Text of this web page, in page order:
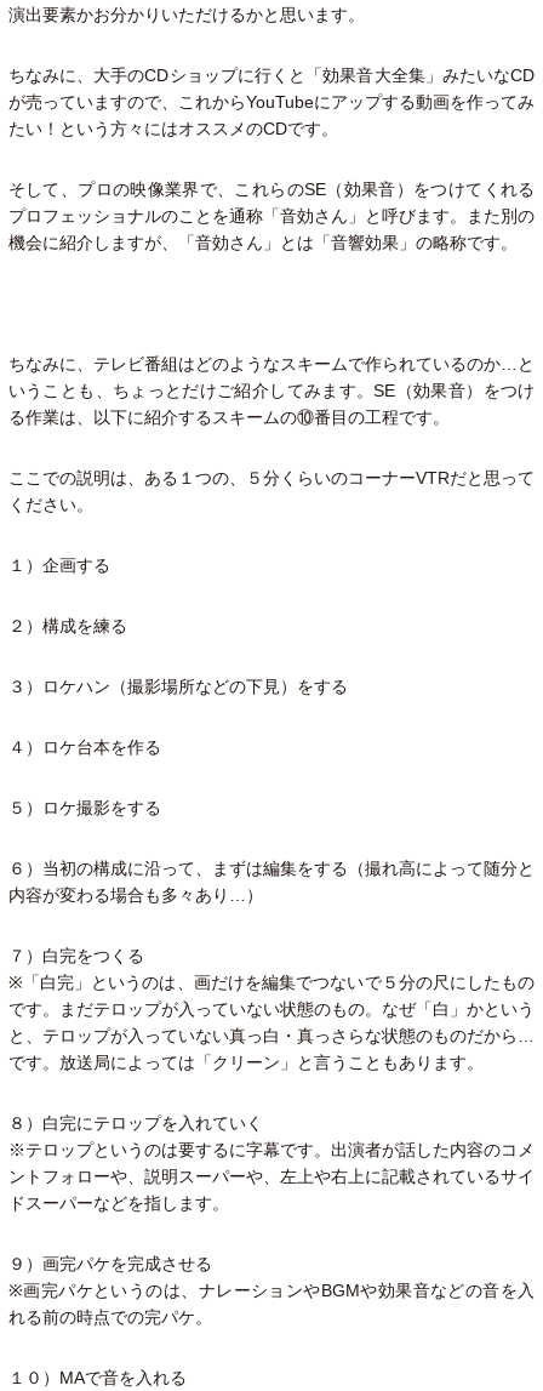
演出要素かお分かりいただけるかと思います。
ちなみに、大手のCDショップに行くと「効果音大全集」みたいなCD
が売っていますので、これからYouTubeにアップする動画を作ってみ
たい！という方々にはオススメのCDです。
そして、プロの映像業界で、これらのSE（効果音）をつけてくれる
プロフェッショナルのことを通称「音効さん」と呼びます。また別の
機会に紹介しますが、「音効さん」とは「音響効果」の略称です。
ちなみに、テレビ番組はどのようなスキームで作られているのか…と
いうことも、ちょっとだけご紹介してみます。SE（効果音）をつけ
る作業は、以下に紹介するスキームの⑩番目の工程です。
ここでの説明は、ある１つの、５分くらいのコーナーVTRだと思って
ください。
１）企画する
２）構成を練る
３）ロケハン（撮影場所などの下見）をする
４）ロケ台本を作る
５）ロケ撮影をする
６）当初の構成に沿って、まずは編集をする（撮れ高によって随分と
内容が変わる場合も多々あり…）
７）白完をつくる
※「白完」というのは、画だけを編集でつないで５分の尺にしたもの
です。まだテロップが入っていない状態のもの。なぜ「白」かという
と、テロップが入っていない真っ白・真っさらな状態のものだから…
です。放送局によっては「クリーン」と言うこともあります。
８）白完にテロップを入れていく
※テロップというのは要するに字幕です。出演者が話した内容のコメ
ントフォローや、説明スーパーや、左上や右上に記載されているサイ
ドスーパーなどを指します。
９）画完パケを完成させる
※画完パケというのは、ナレーションやBGMや効果音などの音を入
れる前の時点での完パケ。
１０）MAで音を入れる